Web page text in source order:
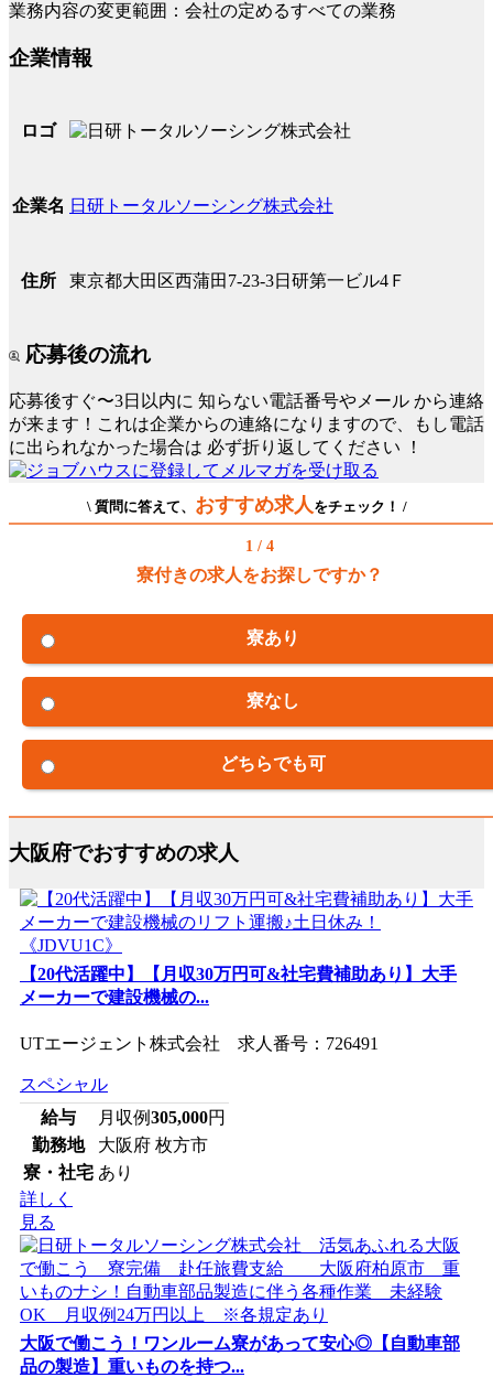
業務内容の変更範囲：会社の定めるすべての業務
企業情報
ロゴ
企業名 日研トータルソーシング株式会社
住所 東京都大田区西蒲田7-23-3日研第一ビル4Ｆ
応募後の流れ
応募後すぐ〜3日以内に 知らない電話番号やメール から連絡
が来ます！これは企業からの連絡になりますので、もし電話
に出られなかった場合は 必ず折り返してください ！
\ 質問に答えて、 おすすめ求人をチェック！ /
1 / 4
寮付きの求人をお探しですか？
寮あり
寮なし
どちらでも可
大阪府でおすすめの求人
【20代活躍中】【月収30万円可&社宅費補助あり】大手
メーカーで建設機械の...
UTエージェント株式会社 求人番号：726491
スペシャル
給与
月収例305,000円
勤務地
大阪府 枚方市
寮・社宅 あり
詳しく
見る
大阪で働こう！ワンルーム寮があって安心◎【自動車部
品の製造】重いものを持つ...